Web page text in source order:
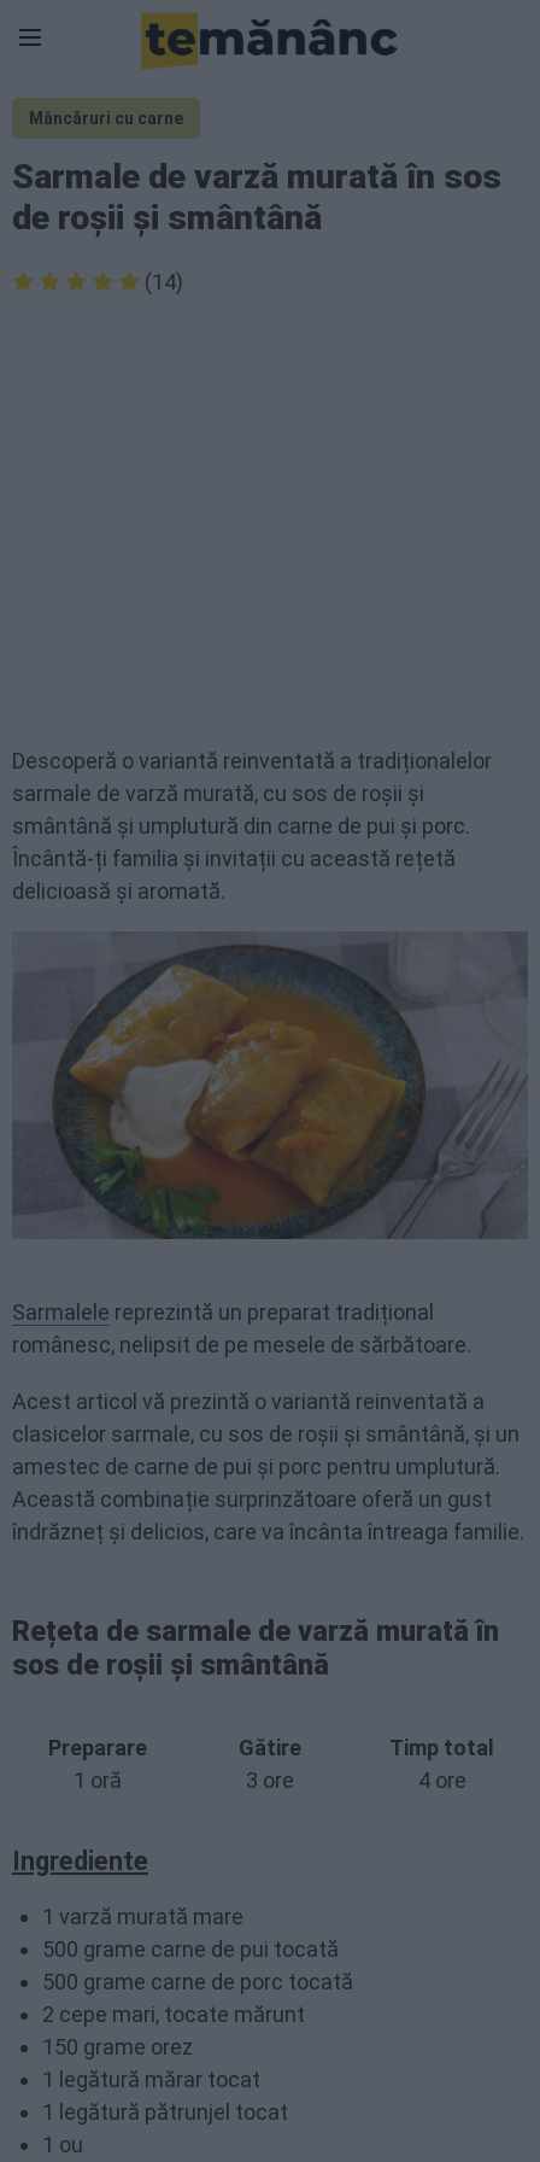
Mâncăruri cu carne
Sarmale de varză murată în sos
de roșii și smântână
(14)
Descoperă o variantă reinventată a tradiționalelor
sarmale de varză murată, cu sos de roșii și
smântână și umplutură din carne de pui și porc.
Încântă-ți familia și invitații cu această rețetă
delicioasă și aromată.
Sarmalele reprezintă un preparat tradițional
românesc, nelipsit de pe mesele de sărbătoare.
Acest articol vă prezintă o variantă reinventată a
clasicelor sarmale, cu sos de roșii și smântână, și un
amestec de carne de pui și porc pentru umplutură.
Această combinație surprinzătoare oferă un gust
îndrăzneț și delicios, care va încânta întreaga familie.
Rețeta de sarmale de varză murată în
sos de roșii și smântână
Preparare
1 oră
Gătire
3 ore
Timp total
4 ore
Ingrediente
1 varză murată mare
500 grame carne de pui tocată
500 grame carne de porc tocată
2 cepe mari, tocate mărunt
150 grame orez
1 legătură mărar tocat
1 legătură pătrunjel tocat
1 ou